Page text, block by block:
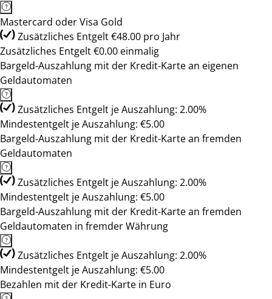
Mastercard oder Visa Gold
Zusätzliches Entgelt €48.00 pro Jahr
Zusätzliches Entgelt €0.00 einmalig
Bargeld-Auszahlung mit der Kredit-Karte an eigenen
Geldautomaten
Zusätzliches Entgelt je Auszahlung: 2.00%
Mindestentgelt je Auszahlung: €5.00
Bargeld-Auszahlung mit der Kredit-Karte an fremden
Geldautomaten
Zusätzliches Entgelt je Auszahlung: 2.00%
Mindestentgelt je Auszahlung: €5.00
Bargeld-Auszahlung mit der Kredit-Karte an fremden
Geldautomaten in fremder Währung
Zusätzliches Entgelt je Auszahlung: 2.00%
Mindestentgelt je Auszahlung: €5.00
Bezahlen mit der Kredit-Karte in Euro